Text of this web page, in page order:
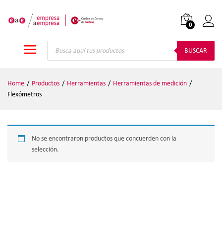
0
Búsqueda
BUSCAR
Home / Productos / Herramientas / Herramientas de medición /
Flexómetros
No se encontraron productos que concuerden con la
selección.